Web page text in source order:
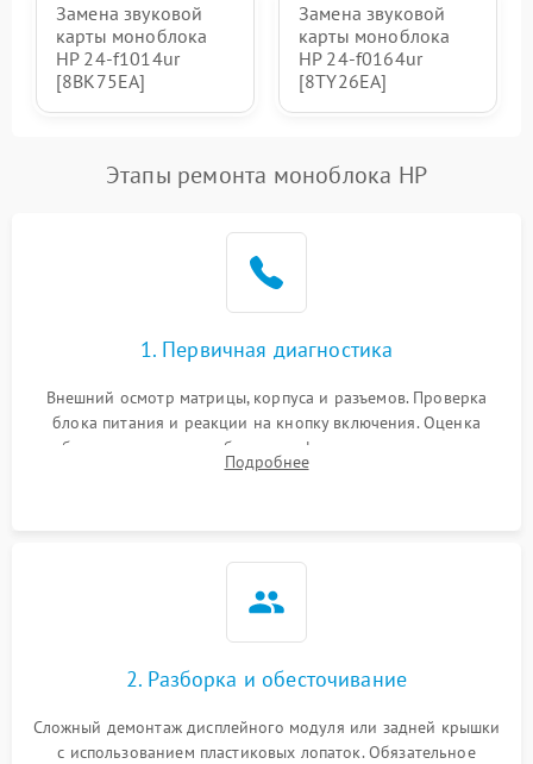
Замена звуковой
карты моноблока
HP 24-f1014ur
[8BK75EA]
Замена звуковой
карты моноблока
HP 24-f0164ur
[8TY26EA]
Этапы ремонта моноблока HP
1. Первичная диагностика
Внешний осмотр матрицы, корпуса и разъемов. Проверка
блока питания и реакции на кнопку включения. Оценка
изображения, звука и работы периферии для сужения круга
возможных неисправностей перед вскрытием.
Подробнее
2. Разборка и обесточивание
Сложный демонтаж дисплейного модуля или задней крышки
с использованием пластиковых лопаток. Обязательное